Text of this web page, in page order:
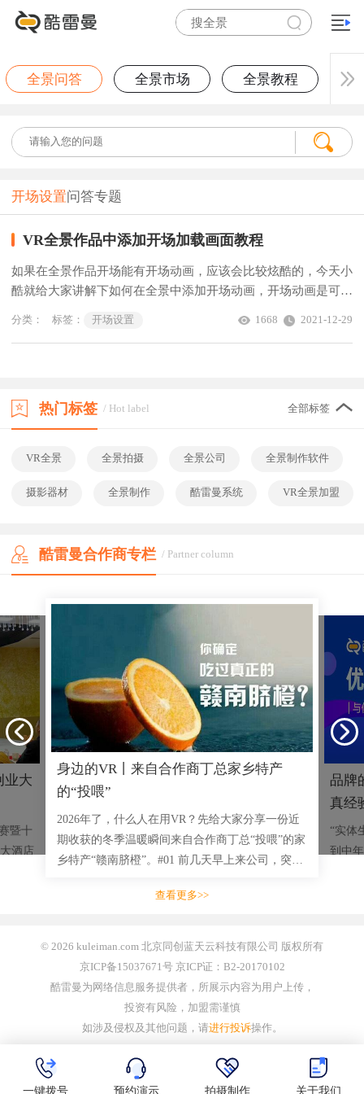
全景问答 全景市场 全景教程
开场设置问答专题
VR全景作品中添加开场加载画面教程
如果在全景作品开场能有开场动画，应该会比较炫酷的，今天小
酷就给大家讲解下如何在全景中添加开场动画，开场动画是可以
品我们首先就会看到开场动画，也有利于咱们作品数据的缓冲加
分类： 标签： 开场设置 2021-12-29
1668
热门标签 / Hot label 全部标签
VR全景 全景拍摄 全景公司 全景制作软件
摄影器材 全景制作 酷雷曼系统 VR全景加盟
酷雷曼合作商专栏 / Partner column
业大
暨十
酒店
身边的VR丨来自合作商丁总家乡特产
的“投喂”
2026年了，什么人在用VR？先给大家分享一份近
期收获的冬季温暖瞬间来自合作商丁总“投喂”的家
乡特产“赣南脐橙”。#01 前几天早上来公司，突然
名头大家都听过，也吃过
品牌
真经
“实体
到中
查看更多>>
© 2026 kuleiman.com 北京同创蓝天云科技有限公司 版权所有
京ICP备15037671号 京ICP证：B2-20170102
酷雷曼为网络信息服务提供者，所展示内容为用户上传，
投资有风险，加盟需谨慎
如涉及侵权及其他问题，请进行投诉操作。
一键拨号 预约演示 拍摄制作 关于我们